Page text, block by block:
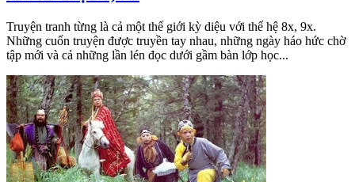
Truyện tranh từng là cả một thế giới kỳ diệu với thế hệ 8x, 9x.
Những cuốn truyện được truyền tay nhau, những ngày háo hức chờ
tập mới và cả những lần lén đọc dưới gầm bàn lớp học...